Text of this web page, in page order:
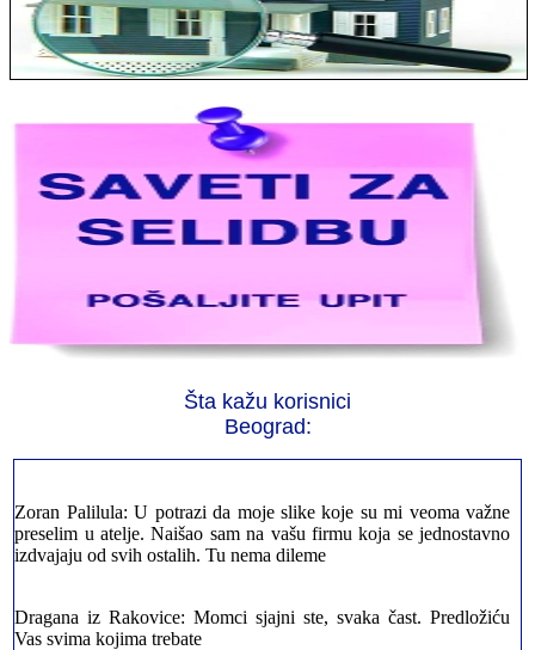
Šta kažu korisnici
Beograd:
Milica iz Novog Beograda: Zahvaljujuću vašoj firmi. Istog dana
sam preselila sve stvari u moj novi stan. Hvala Vam puno
preselim u atelje. Naišao sam na vašu firmu koja se jednostavno
izdvajaju od svih ostalih. Tu nema dileme
Vas svima kojima trebate